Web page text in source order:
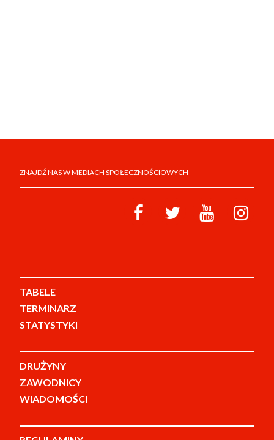
ZNAJDŹ NAS W MEDIACH SPOŁECZNOŚCIOWYCH
TABELE
TERMINARZ
STATYSTYKI
DRUŻYNY
ZAWODNICY
WIADOMOŚCI